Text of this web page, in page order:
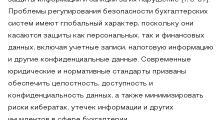
Проблемы регулирования безопасности бухгалтерских
систем имеют глобальный характер, поскольку они
касаются защиты как персональных, так и финансовых
данных, включая учетные записи, налоговую информацию
и другие конфиденциальные данные. Современные
юридические и нормативные стандарты призваны
обеспечить целостность, доступность и
конфиденциальность данных, а также минимизировать
риски кибератак, утечек информации и других